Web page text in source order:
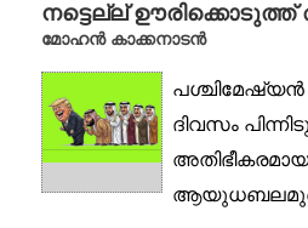
നട്ടെല്ല്
മോഹൻ കാക്കനാടൻ
പശ്ചിമേഷ്യൻ
ദിവസം
അതിഭീകരമായ